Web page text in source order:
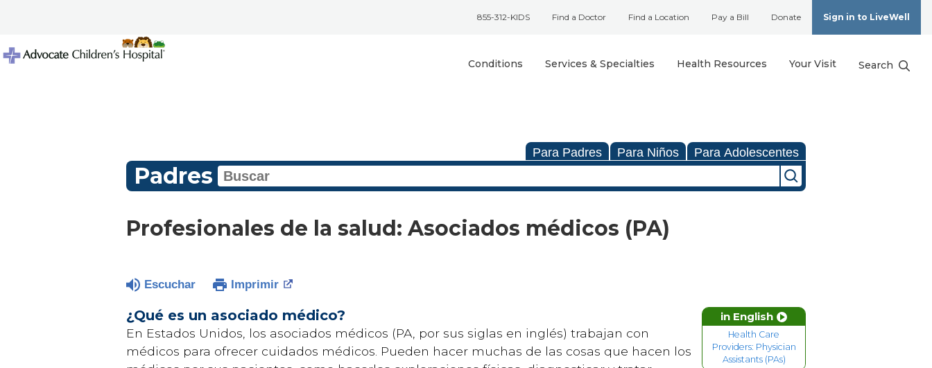
855-312-KIDS Find a Doctor Find a Location Pay a Bill Donate Sign in to LiveWell
Conditions Services & Specialties Health Resources Your Visit Search
Para Padres Para Niños Para Adolescentes
Padres
Profesionales de la salud: Asociados médicos (PA)
Escuchar Imprimir
in English
Health Care
Providers: Physician
Assistants (PAs)
¿Qué es un asociado médico?
En Estados Unidos, los asociados médicos (PA, por sus siglas en inglés) trabajan con
médicos para ofrecer cuidados médicos. Pueden hacer muchas de las cosas que hacen los